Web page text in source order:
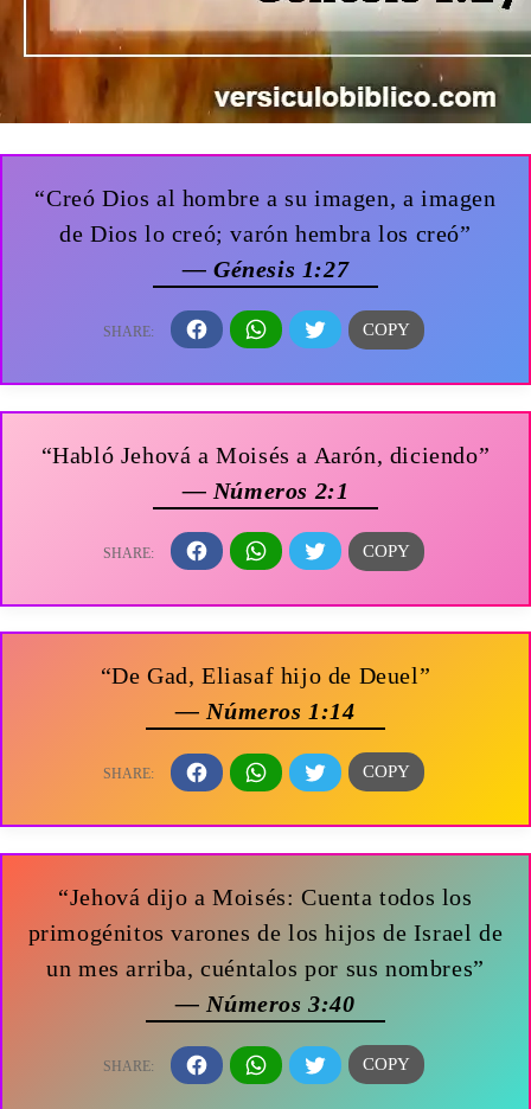
“Creó Dios al hombre a su imagen, a imagen
de Dios lo creó; varón hembra los creó”
— Génesis 1:27
“Habló Jehová a Moisés a Aarón, diciendo”
— Números 2:1
“De Gad, Eliasaf hijo de Deuel”
— Números 1:14
“Jehová dijo a Moisés: Cuenta todos los
primogénitos varones de los hijos de Israel de
un mes arriba, cuéntalos por sus nombres”
— Números 3:40